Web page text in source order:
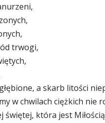
trwogi,
a skarb litości
w chwilach ciężkich nie
która jest